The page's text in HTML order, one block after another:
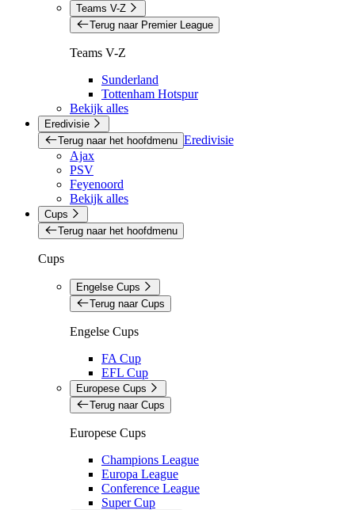
Teams V-Z
Terug naar Premier League
Teams V-Z
Sunderland
Tottenham Hotspur
Bekijk alles
Eredivisie
Terug naar het hoofdmenu Eredivisie
Ajax
PSV
Feyenoord
Bekijk alles
Cups
Terug naar het hoofdmenu
Cups
Engelse Cups
Terug naar Cups
Engelse Cups
FA Cup
EFL Cup
Europese Cups
Terug naar Cups
Europese Cups
Champions League
Europa League
Conference League
Super Cup